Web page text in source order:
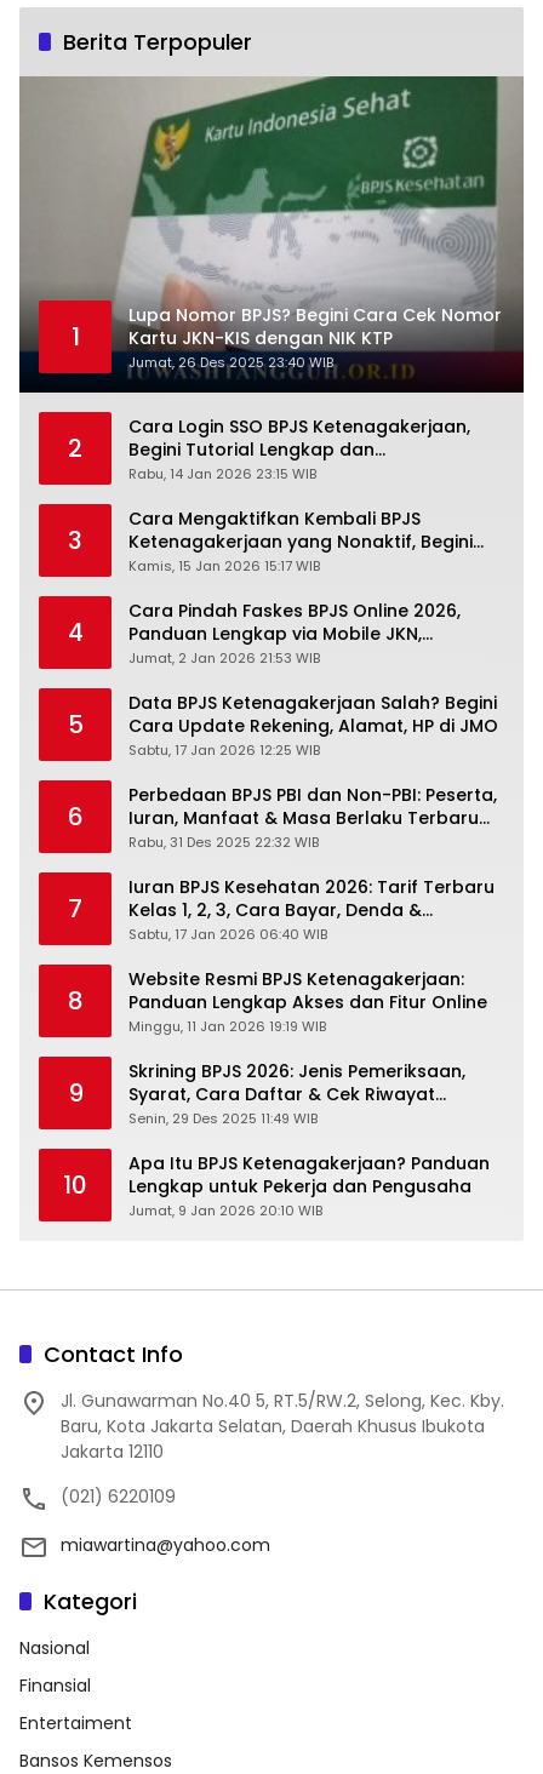
Berita Terpopuler
1
Lupa Nomor BPJS? Begini Cara Cek Nomor
Kartu JKN-KIS dengan NIK KTP
Jumat, 26 Des 2025 23:40 WIB
2
Cara Login SSO BPJS Ketenagakerjaan,
Begini Tutorial Lengkap dan
Pengertiannya
Rabu, 14 Jan 2026 23:15 WIB
3
Cara Mengaktifkan Kembali BPJS
Ketenagakerjaan yang Nonaktif, Begini
Panduan Lengkapnya
Kamis, 15 Jan 2026 15:17 WIB
4
Cara Pindah Faskes BPJS Online 2026,
Panduan Lengkap via Mobile JKN,
PANDAWA & Offiline Kantor Cabang
Jumat, 2 Jan 2026 21:53 WIB
5
Data BPJS Ketenagakerjaan Salah? Begini
Cara Update Rekening, Alamat, HP di JMO
Sabtu, 17 Jan 2026 12:25 WIB
6
Perbedaan BPJS PBI dan Non-PBI: Peserta,
Iuran, Manfaat & Masa Berlaku Terbaru
2026
Rabu, 31 Des 2025 22:32 WIB
7
Iuran BPJS Kesehatan 2026: Tarif Terbaru
Kelas 1, 2, 3, Cara Bayar, Denda &
Panduan Lengkap Peserta JKN-KIS
Sabtu, 17 Jan 2026 06:40 WIB
8
Website Resmi BPJS Ketenagakerjaan:
Panduan Lengkap Akses dan Fitur Online
Minggu, 11 Jan 2026 19:19 WIB
9
Skrining BPJS 2026: Jenis Pemeriksaan,
Syarat, Cara Daftar & Cek Riwayat
Kesehatan Gratis
Senin, 29 Des 2025 11:49 WIB
10
Apa Itu BPJS Ketenagakerjaan? Panduan
Lengkap untuk Pekerja dan Pengusaha
Jumat, 9 Jan 2026 20:10 WIB
Contact Info
Jl. Gunawarman No.40 5, RT.5/RW.2, Selong, Kec. Kby.
Baru, Kota Jakarta Selatan, Daerah Khusus Ibukota
Jakarta 12110
(021) 6220109
miawartina@yahoo.com
Kategori
Nasional
Finansial
Entertaiment
Bansos Kemensos